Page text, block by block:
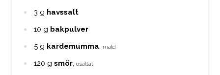
3 g havssalt
10 g bakpulver
5 g kardemumma, mald
120 g smör, osaltat